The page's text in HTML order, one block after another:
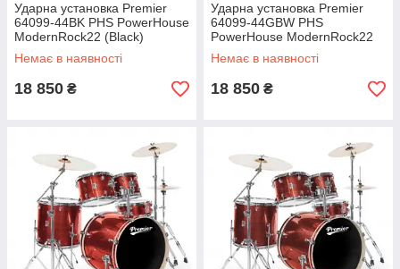
Ударна установка Premier
64099-44BK PHS PowerHouse
ModernRock22 (Black)
Немає в наявності
18 850 ₴
Ударна установка Premier
64099-44GBW PHS
PowerHouse ModernRock22
(Galactic Black)
Немає в наявності
18 850 ₴